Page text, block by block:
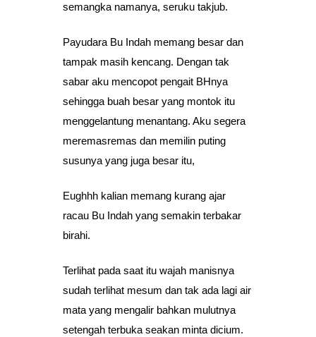
semangka namanya, seruku takjub.
Payudara Bu Indah memang besar dan
tampak masih kencang. Dengan tak
sabar aku mencopot pengait BHnya
sehingga buah besar yang montok itu
menggelantung menantang. Aku segera
meremasremas dan memilin puting
susunya yang juga besar itu,
Eughhh kalian memang kurang ajar
racau Bu Indah yang semakin terbakar
birahi.
Terlihat pada saat itu wajah manisnya
sudah terlihat mesum dan tak ada lagi air
mata yang mengalir bahkan mulutnya
setengah terbuka seakan minta dicium.